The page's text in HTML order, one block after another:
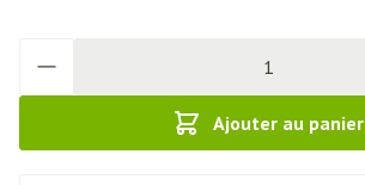
Ajouter au panier